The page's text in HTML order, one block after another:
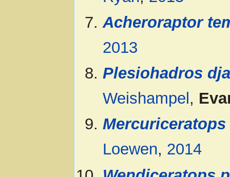
Acheroraptor
2013
Plesiohadros
Weishampel ,
Loewen, 2014